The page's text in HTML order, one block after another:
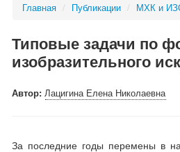
Главная / Публикации / МХК и
Типовые задачи по
изобразительного
Автор:Лацигина Елена Николаевна
За последние годы перемены в